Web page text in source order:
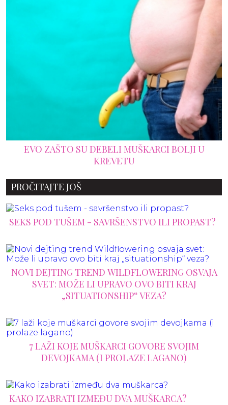
11 STVARI O KOJIMA ŽENE RAZMIŠLJAJU
JUTARNJEG SEKSA
PROČITAJTE JOŠ
SEKS POD TUŠEM - SAVRŠENSTVO ILI PROPAST?
NOVI DEJTING TREND WILDFLOWERING OSVAJA
SVET: MOŽE LI UPRAVO OVO BITI KRAJ
„SITUATIONSHIP“ VEZA?
7 LAŽI KOJE MUŠKARCI GOVORE SVOJIM
DEVOJKAMA (I PROLAZE LAGANO)
KAKO IZABRATI IZMEĐU DVA MUŠKARCA?